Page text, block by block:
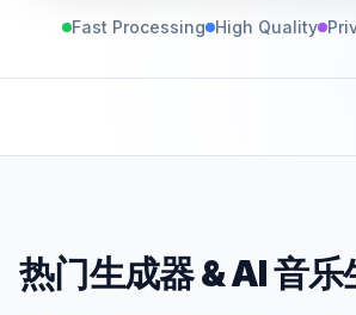
Fast Processing High Quality
热门生成器&AI 音乐